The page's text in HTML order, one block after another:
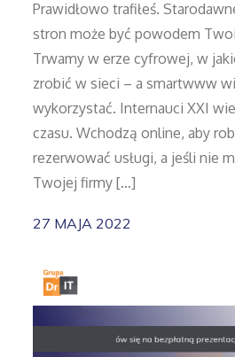
Prawidłowo trafiłeś.
stron może być powodem
Trwamy w erze cyfrowej, w
zrobić w sieci – a smartwww
wykorzystać. Internauci XXI
czasu. Wchodzą online, aby
rezerwować usługi, a jeśli nie
Twojej firmy […]
27 MAJA 2022